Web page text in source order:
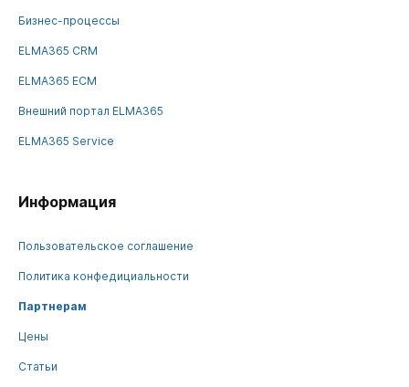
Бизнес-процессы
ELMA365 CRM
ELMA365 ECM
Внешний портал ELMA365
ELMA365 Service
Информация
Пользовательское соглашение
Политика конфедициальности
Партнерам
Цены
Статьи